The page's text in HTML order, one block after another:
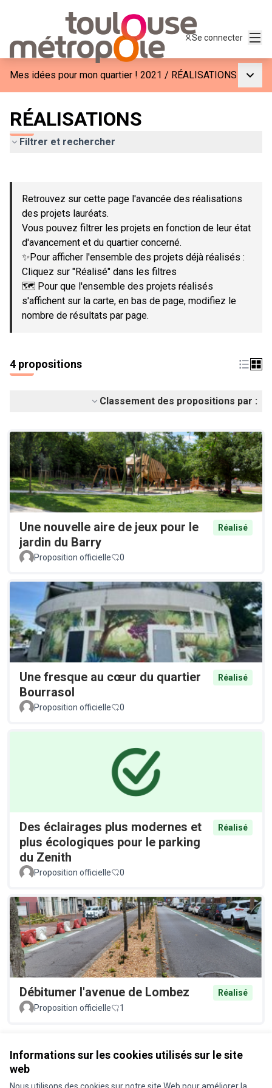
Informations sur les cookies utilisés sur le site
web
Se connecter
Mes idées pour mon quartier ! 2021 / RÉALISATIONS
RÉALISATIONS
Filtrer et rechercher
−
Retrouvez sur cette page l'avancée des réalisations
des projets lauréats.
Vous pouvez filtrer les projets en fonction de leur état
d'avancement et du quartier concerné.
✨Pour afficher l'ensemble des projets déjà réalisés :
Cliquez sur "Réalisé" dans les filtres
🗺️ Pour que l'ensemble des projets réalisés
s'affichent sur la carte, en bas de page, modifiez le
nombre de résultats par page.
4 propositions
Classement des propositions par :
Une nouvelle aire de jeux pour le
jardin du Barry
Réalisé
Proposition officielle 0
Une fresque au cœur du quartier
Bourrasol
Réalisé
Proposition officielle 0
Des éclairages plus modernes et
plus écologiques pour le parking
du Zenith
Réalisé
Proposition officielle 0
Débitumer l'avenue de Lombez
Réalisé
Proposition officielle
1